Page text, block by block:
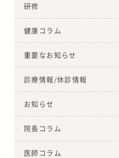
研修
健康コラム
重要なお知らせ
診療情報/休診情報
お知らせ
院長コラム
医師コラム